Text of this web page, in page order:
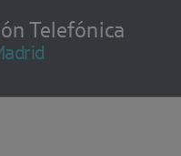
Telefónica